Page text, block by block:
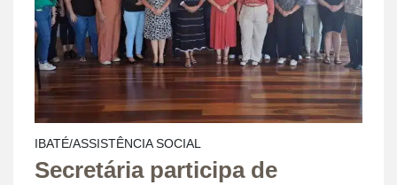
IBATÉ/ASSISTÊNCIA SOCIAL
Secretária participa de